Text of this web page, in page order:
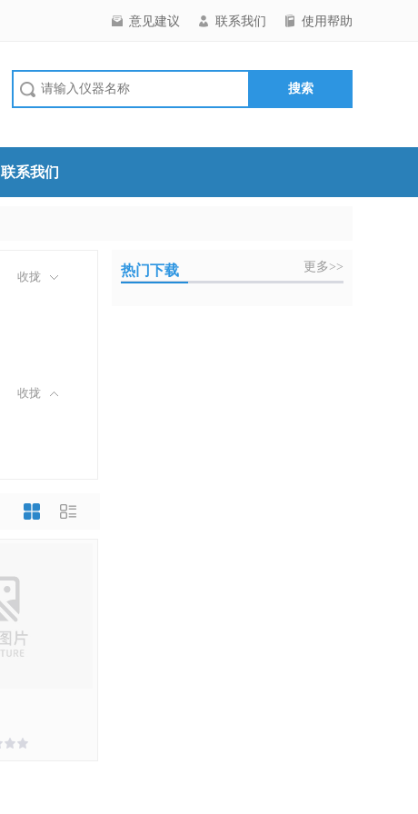
使用帮助
联系我们
意见建议
联系我们
收拢
收拢
热门下载 更多>>